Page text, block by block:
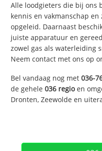
Alle loodgieters die bij ons
kennis en vakmanschap
opgeleid. Daarnaast
juiste apparatuur en
zowel gas als waterleiding
Neem contact met ons op
Bel vandaag nog met036-
de gehele036 regioen
Dronten, Zeewolde en